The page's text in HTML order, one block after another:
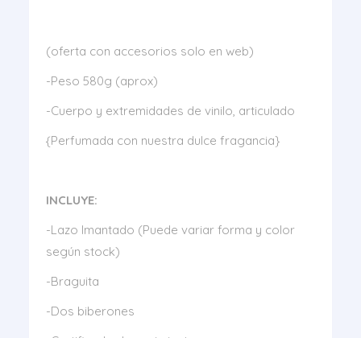
(oferta con accesorios solo en web)
-Peso 580g (aprox)
-Cuerpo y extremidades de vinilo, articulado
{Perfumada con nuestra dulce fragancia}
INCLUYE:
-Lazo Imantado (Puede variar forma y color
según stock)
-Braguita
-Dos biberones